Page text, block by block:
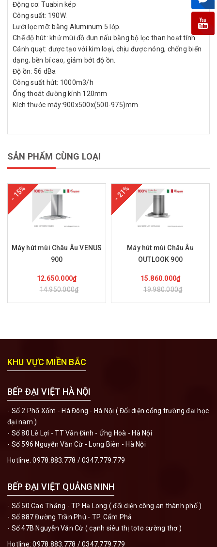
Động cơ: Tuabin kép
Công suất: 190W.
Lưới lọc mỡ: bằng Aluminum 5 lớp.
Chế độ hút: khử mùi đồ đun nấu bằng bộ lọc than hoạt tính.
Cánh quạt: được tạo với kim loại, chịu được nóng, chống biến
dạng, bền bỉ cao, giảm bớt độ ồn.
Độ ồn: 56 dBa
Công suất hút: 1000m3/h
Ống thoát đường kính 120mm
Kích thước máy:900x500x(500-975)mm
SẢN PHẨM CÙNG LOẠI
- 15%
Máy hút mùi Châu Âu VENUS
900
12.650.000₫
14.950.000₫
- 21%
Máy hút mùi Châu Âu
OUTLOOK 900
15.860.000₫
19.980.000₫
KHU VỰC MIỀN BẮC
BẾP ĐẠI VIỆT HÀ NỘI
- Số 2 Phố Xốm - Hà Đông - Hà Nội ( Đối diện cổng trường đại học
đại nam )
- Số 80 Lê Lợi - TT Vân Đình - Ứng Hoà - Hà Nội
- Số 596 Nguyễn Văn Cừ - Long Biên - Hà Nội
Hotline:0978.883.778 /0347.779.779
BẾP ĐẠI VIỆT QUẢNG NINH
- Số 50 Cao Thắng - TP Hạ Long ( đối diện công an thành phố )
- Số 887 Đường Trần Phú - TP. Cẩm Phả
- Số 47B Nguyễn Văn Cừ ( cạnh siêu thị toto cường thơ )
Hotline:0978.883.778 /0347.779.779